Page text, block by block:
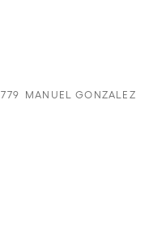
779 MANUEL GONZALEZ